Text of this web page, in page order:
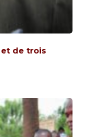
et de trois